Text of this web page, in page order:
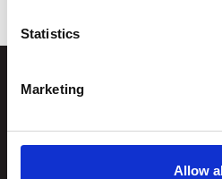
Statistics
Marketing
Allow
Kunstsilo